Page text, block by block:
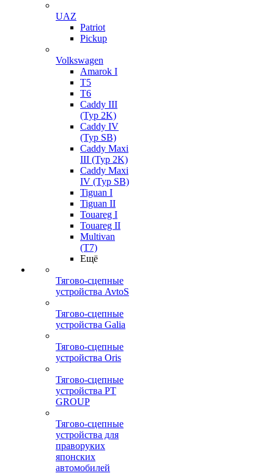
UAZ
Patriot
Pickup
Volkswagen
Amarok I
T5
T6
Caddy III
(Typ 2K)
Caddy IV
(Typ SB)
Caddy Maxi
III (Typ 2K)
Caddy Maxi
IV (Typ SB)
Tiguan I
Tiguan II
Touareg I
Touareg II
Multivan
(T7)
Ещё
Тягово-сцепные
устройства AvtoS
Тягово-сцепные
устройства Galia
Тягово-сцепные
устройства Oris
Тягово-сцепные
устройства PT
GROUP
Тягово-сцепные
устройства для
праворуких
японских
автомобилей